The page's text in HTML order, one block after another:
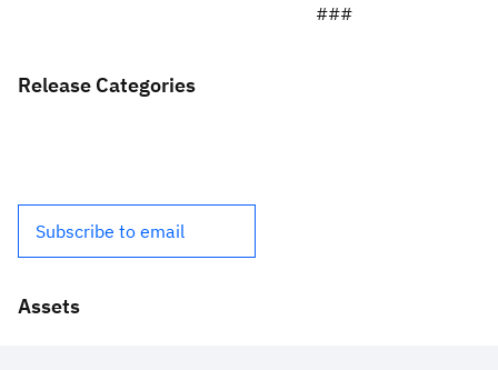
###
Release Categories
Subscribe to email
Assets